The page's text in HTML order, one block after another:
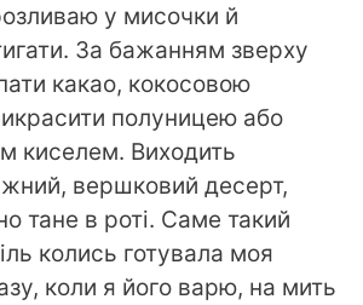
у мисочки й
За бажанням зверху
какао, кокосовою
полуницею або
киселем. Виходить
вершковий десерт,
тане в роті. Саме такий
колись готувала моя
коли я його варю, на мить